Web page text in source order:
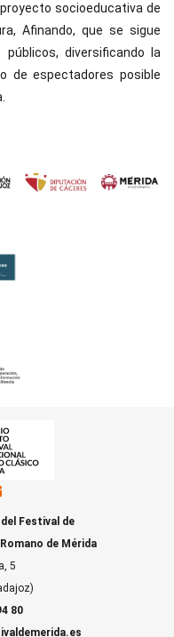
socioeducativa de
Afinando, que se sigue
diversificando la
de espectadores posible
Festival de
de Mérida
5
80